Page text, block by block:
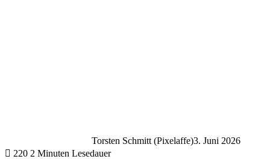
Torsten Schmitt (Pixelaffe)3. Juni 2026
220 2 Minuten Lesedauer